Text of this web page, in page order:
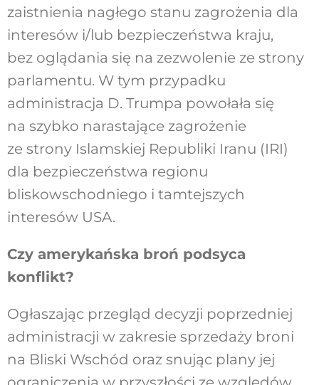
zaistnienia nagłego stanu zagrożenia dla
interesów i/lub bezpieczeństwa kraju,
bez oglądania się na zezwolenie ze strony
parlamentu. W tym przypadku
administracja D. Trumpa powołała się
na szybko narastające zagrożenie
ze strony Islamskiej Republiki Iranu (IRI)
dla bezpieczeństwa regionu
bliskowschodniego i tamtejszych
interesów USA.
Czy amerykańska broń podsyca
konflikt?
Ogłaszając przegląd decyzji poprzedniej
administracji w zakresie sprzedaży broni
na Bliski Wschód oraz snując plany jej